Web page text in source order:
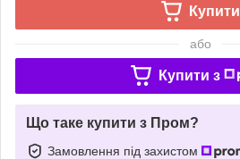
Купити
або
Купити з
Що таке купити з Пром?
Замовлення під захистом